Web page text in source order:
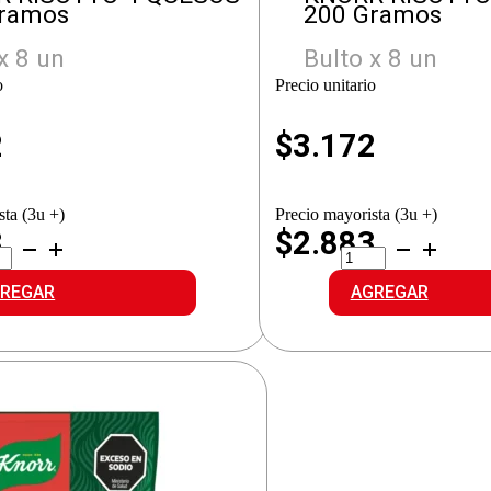
8 un
(3u +)
200 Gramos
Bulto x 8 un
Precio unitario
$3.172
Precio mayorista (3u +)
$2.883
KNORR
RISOTTO
HONGOS
cantidad
AGREGAR